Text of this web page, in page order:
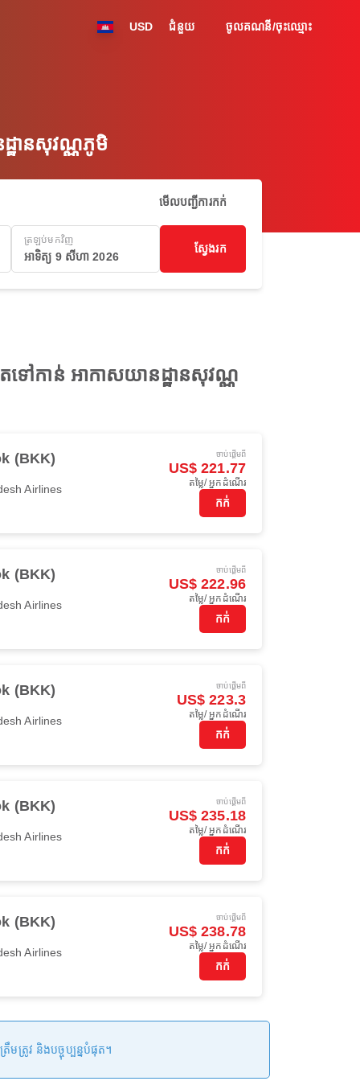
USD ជំនួយ ចូលគណនី/ចុះឈ្មោះ
ឋានសុវណ្ណភូមិ
មើលបញ្ជីការកក់
ត្រឡប់មកវិញ
អាទិត្យ 9 សីហា 2026
ស្វែងរក
ៅកាន់ អាកាសយានដ្ឋានសុវណ្ណ
(BKK)
Airlines
ចាប់ផ្ដើមពី
US$ 221.77
តម្លៃ/ អ្នកដំណើរ
កក់
(BKK)
Airlines
ចាប់ផ្ដើមពី
US$ 222.96
តម្លៃ/ អ្នកដំណើរ
កក់
(BKK)
Airlines
ចាប់ផ្ដើមពី
US$ 223.3
តម្លៃ/ អ្នកដំណើរ
កក់
(BKK)
Airlines
ចាប់ផ្ដើមពី
US$ 235.18
តម្លៃ/ អ្នកដំណើរ
កក់
(BKK)
Airlines
ចាប់ផ្ដើមពី
US$ 238.78
តម្លៃ/ អ្នកដំណើរ
កក់
ត្រូវ និងបច្ចុប្បន្នបំផុត។